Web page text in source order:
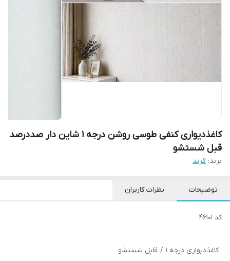
کاغذدیواری کنفی طوسی روشن درجه 1 شاین دار صددرصد
قبل شستشو
برند: گرند
توضیحات نظرات کاربران
کد 46101
کاغذدیواری درجه 1 / قابل شستشو